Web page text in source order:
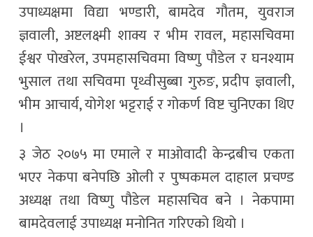
उपाध्यक्षमा विद्या भण्डारी, बामदेव गौतम, युवराज
ज्ञवाली, अष्टलक्ष्मी शाक्य र भीम रावल, महासचिवमा
ईश्वर पोखरेल, उपमहासचिवमा विष्णु पौडेल र घनश्याम
भुसाल तथा सचिवमा पृथ्वीसुब्बा गुरुङ, प्रदीप ज्ञवाली,
भीम आचार्य, योगेश भट्टराई र गोकर्ण विष्ट चुनिएका थिए
।
३ जेठ २०७५ मा एमाले र माओवादी केन्द्रबीच एकता
भएर नेकपा बनेपछि ओली र पुष्पकमल दाहाल प्रचण्ड
अध्यक्ष तथा विष्णु पौडेल महासचिव बने । नेकपामा
बामदेवलाई उपाध्यक्ष मनोनित गरिएको थियो ।